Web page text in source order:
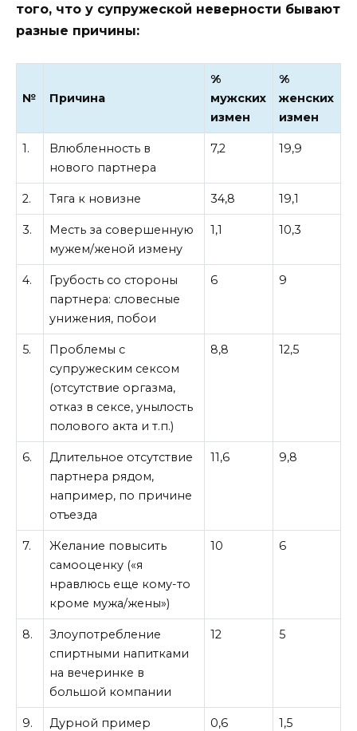
того, что у супружеской неверности бывают
разные причины:
№ Причина
%
мужских
измен
%
женских
измен
1.
Влюбленность в
нового партнера
7,2 19,9
2. Тяга к новизне 34,8 19,1
3.
Месть за совершенную
мужем/женой измену
1,1 10,3
4.
Грубость со стороны
партнера: словесные
унижения, побои
6 9
5.
Проблемы с
супружеским сексом
(отсутствие оргазма,
отказ в сексе, унылость
полового акта и т.п.)
8,8 12,5
6.
Длительное отсутствие
партнера рядом,
например, по причине
отъезда
11,6 9,8
7.
Желание повысить
самооценку («я
нравлюсь еще кому-то
кроме мужа/жены»)
10 6
8.
Злоупотребление
спиртными напитками
на вечеринке в
большой компании
12 5
9.
Дурной пример
0,6 1,5